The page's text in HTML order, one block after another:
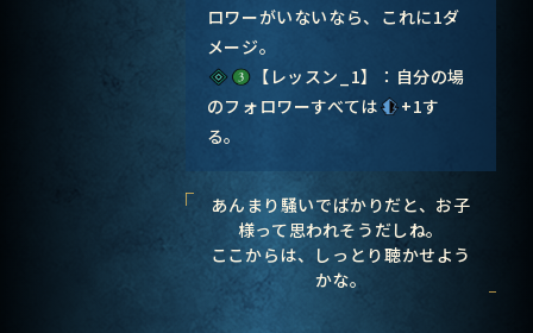
ロワーがいないなら、これに1ダ
メージ。
【レッスン_1】：自分の場
のフォロワーすべては
+1す
る。
あんまり騒いでばかりだと、お子
様って思われそうだしね。
ここからは、しっとり聴かせよう
かな。